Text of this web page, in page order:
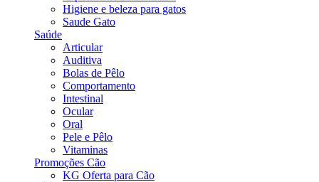
Higiene e beleza para gatos
Saude Gato
Saúde
Articular
Auditiva
Bolas de Pêlo
Comportamento
Intestinal
Ocular
Oral
Pele e Pêlo
Vitaminas
Promoções Cão
KG Oferta para Cão